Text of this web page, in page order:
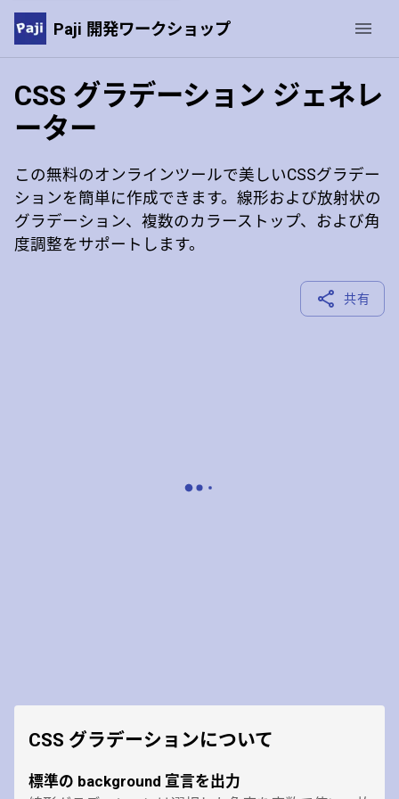
Paji 開発ワークショップ
CSS グラデーション ジェネレ
ーター
この無料のオンラインツールで美しいCSSグラデー
ションを簡単に作成できます。線形および放射状の
グラデーション、複数のカラーストップ、および角
度調整をサポートします。
共有
CSS グラデーションについて
標準の background 宣言を出力